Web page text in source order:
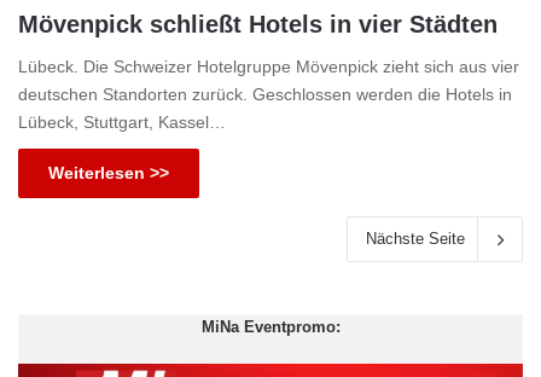
Mövenpick schließt Hotels in vier Städten
Lübeck. Die Schweizer Hotelgruppe Mövenpick zieht sich aus vier
deutschen Standorten zurück. Geschlossen werden die Hotels in
Lübeck, Stuttgart, Kassel…
Weiterlesen >>
Nächste Seite
MiNa Eventpromo: